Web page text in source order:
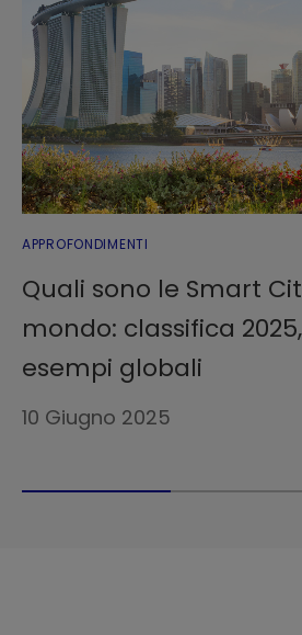
APPROFONDIMENTI
Quali sono le Smart
mondo: classifica
esempi globali
10 Giugno 2025